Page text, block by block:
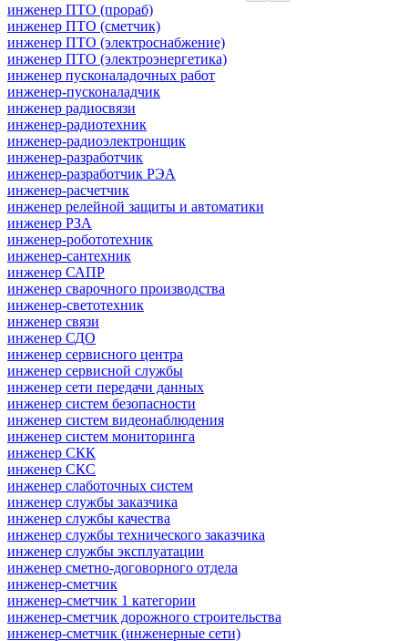
инженер ПТО (прораб)
инженер ПТО (сметчик)
инженер ПТО (электроснабжение)
инженер ПТО (электроэнергетика)
инженер пусконаладочных работ
инженер-пусконаладчик
инженер радиосвязи
инженер-радиотехник
инженер-радиоэлектронщик
инженер-разработчик
инженер-разработчик РЭА
инженер-расчетчик
инженер релейной защиты и автоматики
инженер РЗА
инженер-робототехник
инженер-сантехник
инженер САПР
инженер сварочного производства
инженер-светотехник
инженер связи
инженер СДО
инженер сервисного центра
инженер сервисной службы
инженер сети передачи данных
инженер систем безопасности
инженер систем видеонаблюдения
инженер систем мониторинга
инженер СКК
инженер СКС
инженер слаботочных систем
инженер службы заказчика
инженер службы качества
инженер службы технического заказчика
инженер службы эксплуатации
инженер сметно-договорного отдела
инженер-сметчик
инженер-сметчик 1 категории
инженер-сметчик дорожного строительства
инженер-сметчик (инженерные сети)